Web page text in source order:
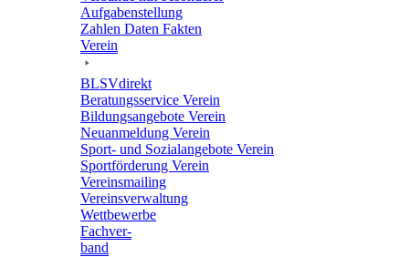
Aufgabenstellung
Zahlen Daten Fakten
Verein
BLSVdi­rekt
Bera­tungs­ser­vice Verein
Bildungs­an­ge­bote Verein
Neuan­mel­dung Verein
Sport- und Sozi­al­an­ge­bote Verein
Sport­för­de­rung Verein
Vereins­mai­ling
Vereins­ver­wal­tung
Wett­be­werbe
Fach­ver­
band